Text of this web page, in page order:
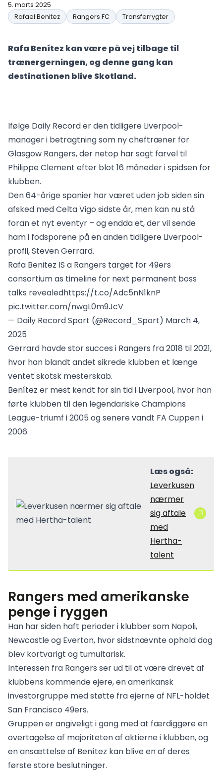
5. marts 2025
Rafael Benitez
Rangers FC Transferrygter
Rafa Benítez kan være på vej tilbage til
trænergerningen, og denne gang kan
destinationen blive Skotland.
Ifølge Daily Record er den tidligere Liverpool-
manager i betragtning som ny cheftræner for
Glasgow Rangers, der netop har sagt farvel til
Philippe Clement efter blot 16 måneder i spidsen for
klubben.
Den 64-årige spanier har været uden job siden sin
afsked med Celta Vigo sidste år, men kan nu stå
foran et nyt eventyr – og endda et, der vil sende
ham i fodsporene på en anden tidligere Liverpool-
profil, Steven Gerrard.
Rafa Benitez IS a Rangers target for 49ers
consortium as timeline for next permanent boss
talks revealedhttps://t.co/Adc5nN1knP
pic.twitter.com/nwgL0m9JcV
— Daily Record Sport (@Record_Sport) March 4,
2025
Gerrard havde stor succes i Rangers fra 2018 til 2021,
hvor han blandt andet sikrede klubben et længe
ventet skotsk mesterskab.
Benítez er mest kendt for sin tid i Liverpool, hvor han
førte klubben til den legendariske Champions
League-triumf i 2005 og senere vandt FA Cuppen i
2006.
Læs også:
Leverkusen
nærmer
sig aftale
med
Hertha-
talent
Rangers med amerikanske
penge i ryggen
Han har siden haft perioder i klubber som Napoli,
Newcastle og Everton, hvor sidstnævnte ophold dog
blev kortvarigt og tumultarisk.
Interessen fra Rangers ser ud til at være drevet af
klubbens kommende ejere, en amerikansk
investorgruppe med støtte fra ejerne af NFL-holdet
San Francisco 49ers.
Gruppen er angiveligt i gang med at færdiggøre en
overtagelse af majoriteten af aktierne i klubben, og
en ansættelse af Benítez kan blive en af deres
første store beslutninger.